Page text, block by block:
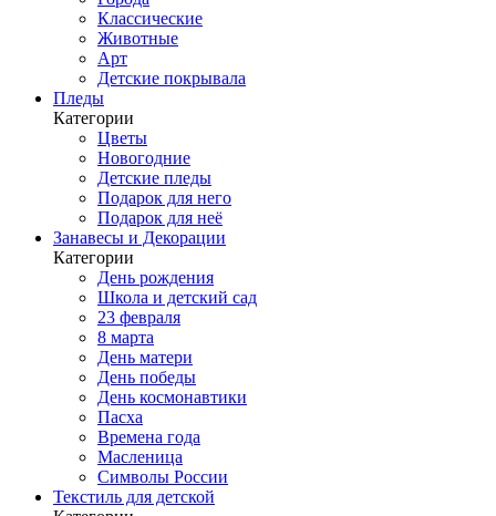
Классические
Животные
Арт
Детские покрывала
Пледы
Категории
Цветы
Новогодние
Детские пледы
Подарок для него
Подарок для неё
Занавесы и Декорации
Категории
День рождения
Школа и детский сад
23 февраля
8 марта
День матери
День победы
День космонавтики
Пасха
Времена года
Масленица
Символы России
Текстиль для детской